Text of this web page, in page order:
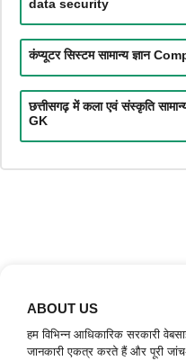
data security
कंप्यूटर सिस्टम सामान्य ज्ञान
छत्तीसगढ़ में कला एवं संस्कृति
GK
ABOUT US
हम विभिन्न आधिकारिक सरकारी
जानकारी एकत्र करते हैं और पूरी